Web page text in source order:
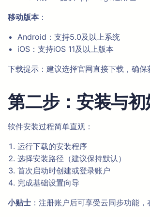
移动版本：
Android：支持5.0及以上系统
iOS：支持iOS 11及以上版本
下载提示：建议选择官网直接下载，确保
第二步：安装与
软件安装过程简单直观：
运行下载的安装程序
选择安装路径（建议保持默认）
首次启动时创建或登录账户
完成基础设置向导
小贴士 ：注册账户后可享受云同步功能